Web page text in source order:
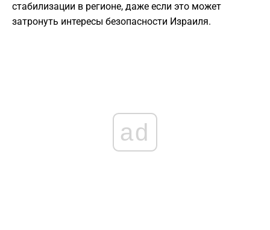
стабилизации в регионе, даже если это может
затронуть интересы безопасности Израиля.
ad